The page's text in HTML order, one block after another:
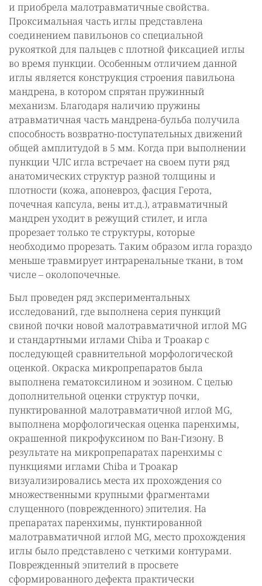
и приобрела малотравматичные свойства.
Проксимальная часть иглы представлена
соединением павильонов со специальной
рукояткой для пальцев с плотной фиксацией иглы
во время пункции. Особенным отличием данной
иглы является конструкция строения павильона
мандрена, в котором спрятан пружинный
механизм. Благодаря наличию пружины
атравматичная часть мандрена-бульба получила
способность возвратно-поступательных движений
общей амплитудой в 5 мм. Когда при выполнении
пункции ЧЛС игла встречает на своем пути ряд
анатомических структур разной толщины и
плотности (кожа, апоневроз, фасция Герота,
почечная капсула, вены ит.д.), атравматичный
мандрен уходит в режущий стилет, и игла
прорезает только те структуры, которые
необходимо прорезать. Таким образом игла гораздо
меньше травмирует интраренальные ткани, в том
числе – околопочечные.
Был проведен ряд экспериментальных
исследований, где выполнена серия пункций
свиной почки новой малотравматичной иглой МG
и стандартными иглами Chiba и Троакар с
последующей сравнительной морфологической
оценкой. Окраска микропрепаратов была
выполнена гематоксилином и эозином. С целью
дополнительной оценки структур почки,
пунктированной малотравматичной иглой MG,
выполнена морфологическая оценка паренхимы,
окрашенной пикрофуксином по Ван-Гизону. В
результате на микропрепаратах паренхимы с
пункциями иглами Chiba и Троакар
визуализировались места их прохождения со
множественными крупными фрагментами
слущенного (поврежденного) эпителия. На
препаратах паренхимы, пунктированной
малотравматичной иглой МG, место прохождения
иглы было представлено с четкими контурами.
Поврежденный эпителий в просвете
сформированного дефекта практически